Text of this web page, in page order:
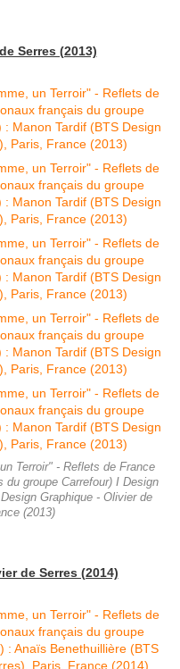
Serres (2013)
Terroir" - Reflets de France
du groupe Carrefour) I Design
Graphique - Olivier de
(2013)
de Serres (2014)